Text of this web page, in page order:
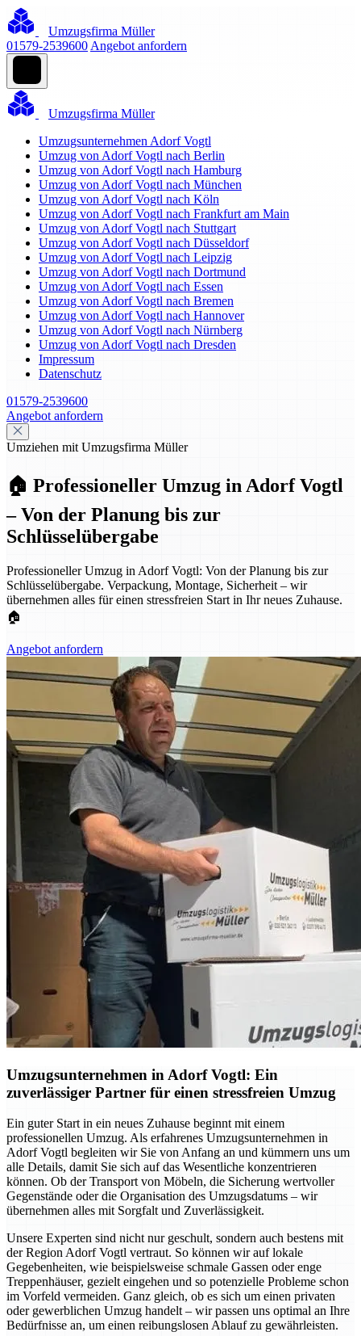
Umzugsfirma Müller
01579-2539600 Angebot anfordern
Umzugsfirma Müller
Umzugsunternehmen Adorf Vogtl
Umzug von Adorf Vogtl nach Berlin
Umzug von Adorf Vogtl nach Hamburg
Umzug von Adorf Vogtl nach München
Umzug von Adorf Vogtl nach Köln
Umzug von Adorf Vogtl nach Frankfurt am Main
Umzug von Adorf Vogtl nach Stuttgart
Umzug von Adorf Vogtl nach Düsseldorf
Umzug von Adorf Vogtl nach Leipzig
Umzug von Adorf Vogtl nach Dortmund
Umzug von Adorf Vogtl nach Essen
Umzug von Adorf Vogtl nach Bremen
Umzug von Adorf Vogtl nach Hannover
Umzug von Adorf Vogtl nach Nürnberg
Umzug von Adorf Vogtl nach Dresden
Impressum
Datenschutz
01579-2539600
Angebot anfordern
Umziehen mit Umzugsfirma Müller
🏠 Professioneller Umzug in Adorf Vogtl
– Von der Planung bis zur
Schlüsselübergabe
Professioneller Umzug in Adorf Vogtl: Von der Planung bis zur
Schlüsselübergabe. Verpackung, Montage, Sicherheit – wir
übernehmen alles für einen stressfreien Start in Ihr neues Zuhause.
🏠
Angebot anfordern
Umzugsunternehmen in Adorf Vogtl: Ein
zuverlässiger Partner für einen stressfreien Umzug
Ein guter Start in ein neues Zuhause beginnt mit einem
professionellen Umzug. Als erfahrenes Umzugsunternehmen in
Adorf Vogtl begleiten wir Sie von Anfang an und kümmern uns um
alle Details, damit Sie sich auf das Wesentliche konzentrieren
können. Ob der Transport von Möbeln, die Sicherung wertvoller
Gegenstände oder die Organisation des Umzugsdatums – wir
übernehmen alles mit Sorgfalt und Zuverlässigkeit.
Unsere Experten sind nicht nur geschult, sondern auch bestens mit
der Region Adorf Vogtl vertraut. So können wir auf lokale
Gegebenheiten, wie beispielsweise schmale Gassen oder enge
Treppenhäuser, gezielt eingehen und so potenzielle Probleme schon
im Vorfeld vermeiden. Ganz gleich, ob es sich um einen privaten
oder gewerblichen Umzug handelt – wir passen uns optimal an Ihre
Bedürfnisse an, um einen reibungslosen Ablauf zu gewährleisten.